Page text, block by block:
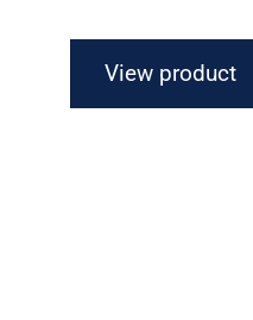
View product